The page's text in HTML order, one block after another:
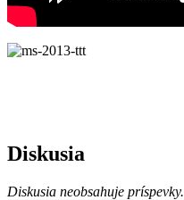
Diskusia
Diskusia neobsahuje príspevky.